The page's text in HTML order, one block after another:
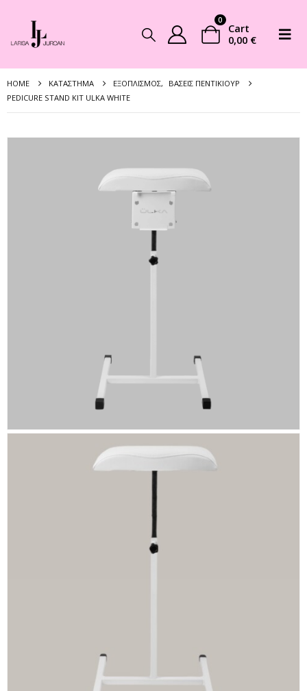
0
Cart
0,00 €
HOME ΚΑΤΆΣΤΗΜΑ ΕΞΟΠΛΙΣΜΌΣ,
ΒΆΣΕΙΣ ΠΕΝΤΙΚΙΟΎΡ
PEDICURE STAND KIT ULKA WHITE